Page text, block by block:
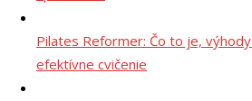
Pilates Reformer: Čo to je,
efektívne cvičenie